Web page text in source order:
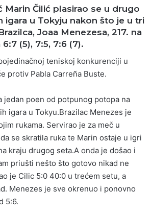
Marin Čilić plasirao se u drugo
igara u Tokyju nakon što je u tri
Joaa Menezesa, 217. na
(5), 7:5, 7:6 (7).
teniskoj konkurenciji u
protiv Pabla Carreña Buste.
jedan poen od potpunog potopa na
igara u Tokyu.Brazilac Menezes je
rukama. Servirao je za meč u
se skratila ruka te Marin ostaje u igri
kraju drugog seta.A onda je došao i
priušti nešto što gotovo nikad ne
je Cilic 5:0 40:0 u trećem setu, a
Menezes je sve okrenuo i ponovno
5:6.